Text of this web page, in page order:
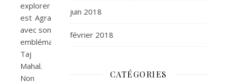
explorer
est Agra
avec son
emblématique
Taj
Mahal.
Non
juin 2018
février 2018
CATÉGORIES